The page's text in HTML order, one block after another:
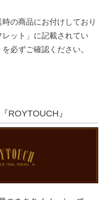
の商品にお付けしており
ット」に記載されてい
必ずご確認ください。
ROYTOUCH』